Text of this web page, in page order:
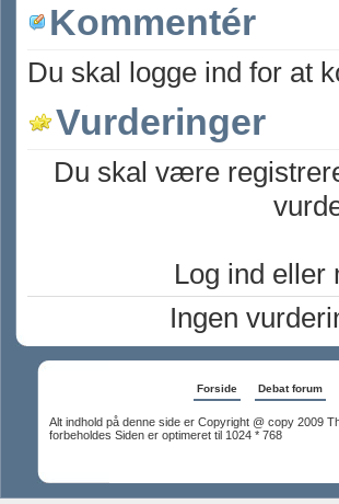
Kommentér
Du skal logge ind for at
Vurderinger
Du skal være
Log ind eller
Ingen
Forside Debat forum
Alt indhold på denne side er Copyright @ copy 2009
forbeholdes Siden er optimeret til 1024 * 768